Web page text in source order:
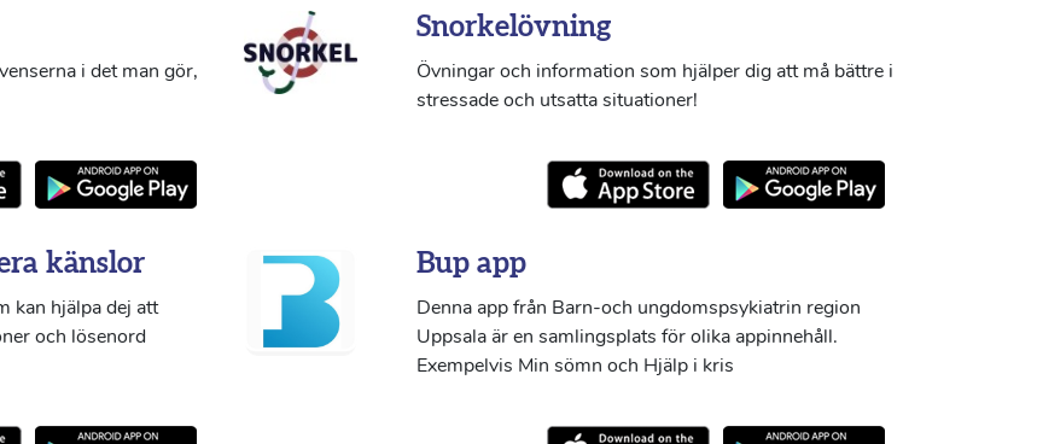
i det man gör,
Snorkelövning
Övningar och information som hjälper dig att må bättre i
stressade och utsatta situationer!
känslor
kan hjälpa dej att
och lösenord
Bup app
Denna app från Barn-och ungdomspsykiatrin region
Uppsala är en samlingsplats för olika appinnehåll.
Exempelvis Min sömn och Hjälp i kris